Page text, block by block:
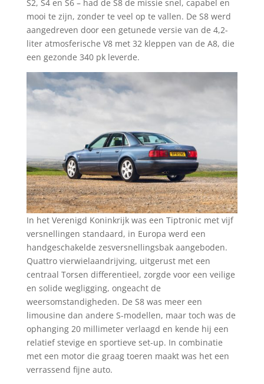
S2, S4 en S6 – had de S8 de missie snel, capabel en
mooi te zijn, zonder te veel op te vallen. De S8 werd
aangedreven door een getunede versie van de 4,2-
liter atmosferische V8 met 32 kleppen van de A8, die
een gezonde 340 pk leverde.
In het Verenigd Koninkrijk was een Tiptronic met vijf
versnellingen standaard, in Europa werd een
handgeschakelde zesversnellingsbak aangeboden.
Quattro vierwielaandrijving, uitgerust met een
centraal Torsen differentieel, zorgde voor een veilige
en solide wegligging, ongeacht de
weersomstandigheden. De S8 was meer een
limousine dan andere S-modellen, maar toch was de
ophanging 20 millimeter verlaagd en kende hij een
relatief stevige en sportieve set-up. In combinatie
met een motor die graag toeren maakt was het een
verrassend fijne auto.